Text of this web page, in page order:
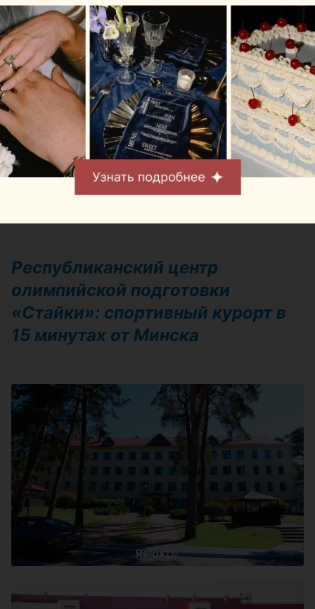
плеск воды, открытые виды и никакого ощущения,
что город совсем близко.
Стоимость:зависит от формата
отдыха и составляет от 25 до 1000
рублей.
Адрес:
Заславское водохранилище,
Минское море, пляж №9
Бронирование:по предоплате
Контакты: +375 29 620-11-20
Республиканский центр
олимпийской подготовки
«Стайки»: спортивный курорт в
15 минутах от Минска